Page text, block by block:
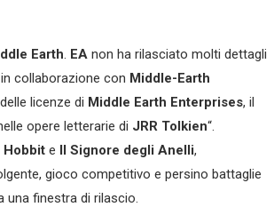
Earth. EA non ha rilasciato molti dettagli
collaborazione con Middle-Earth
licenze di Middle Earth Enterprises, il
opere letterarie di JRR Tolkien“.
Hobbit e Il Signore degli Anelli,
gioco competitivo e persino battaglie
una finestra di rilascio.